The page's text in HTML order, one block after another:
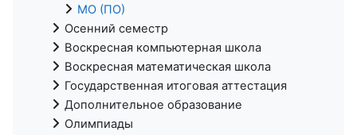
МО (ПО)
Осенний семестр
Воскресная компьютерная школа
Воскресная математическая школа
Государственная итоговая аттестация
Дополнительное образование
Олимпиады